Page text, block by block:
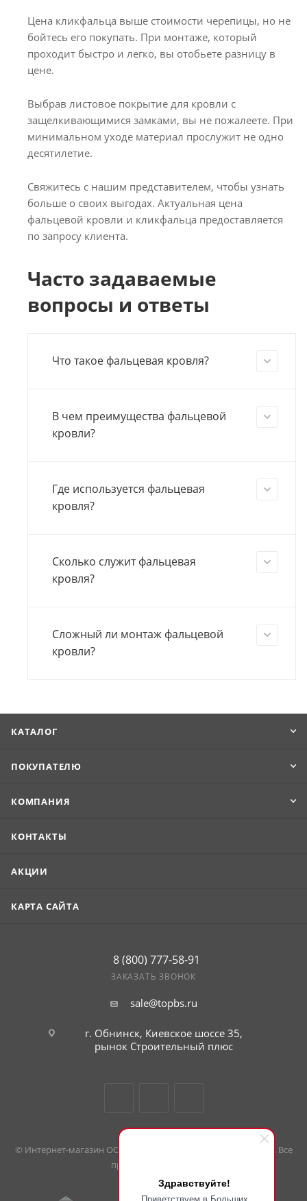
Здравствуйте!
Цена кликфальца выше стоимости черепицы, но не
бойтесь его покупать. При монтаже, который
проходит быстро и легко, вы отобьете разницу в
цене.
Выбрав листовое покрытие для кровли с
защелкивающимися замками, вы не пожалеете. При
минимальном уходе материал прослужит не одно
десятилетие.
Свяжитесь с нашим представителем, чтобы узнать
больше о своих выгодах. Актуальная цена
фальцевой кровли и кликфальца предоставляется
по запросу клиента.
Часто задаваемые
вопросы и ответы
Что такое фальцевая кровля?
В чем преимущества фальцевой
кровли?
Где используется фальцевая
кровля?
Сколько служит фальцевая
кровля?
Сложный ли монтаж фальцевой
кровли?
КАТАЛОГ
ПОКУПАТЕЛЮ
КОМПАНИЯ
КОНТАКТЫ
АКЦИИ
КАРТА САЙТА
8 (800) 777-58-91
ЗАКАЗАТЬ ЗВОНОК
sale@topbs.ru
г. Обнинск, Киевское шоссе 35,
рынок Строительный плюс
© Интернет-магазин ООО «Большие скидки». 2008 — 2026 гг. Все
права защищены.